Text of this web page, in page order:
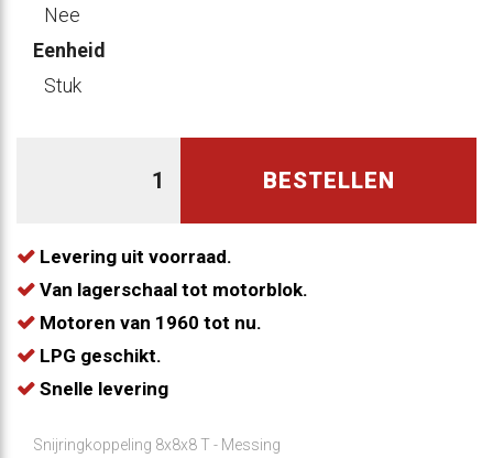
Nee
Eenheid
Stuk
BESTELLEN
Levering uit voorraad.
Van lagerschaal tot motorblok.
Motoren van 1960 tot nu.
LPG geschikt.
Snelle levering
Snijringkoppeling 8x8x8 T - Messing